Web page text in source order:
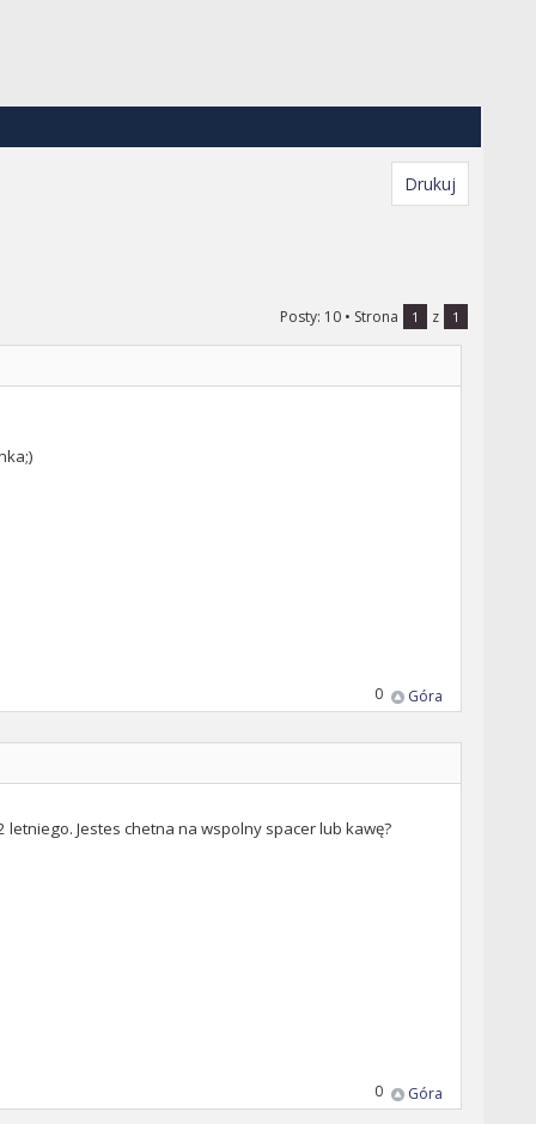
Drukuj
Posty: 10 • Strona 1 z 1
Góra
0
Jestes chetna na wspolny spacer lub kawę?
Góra
0